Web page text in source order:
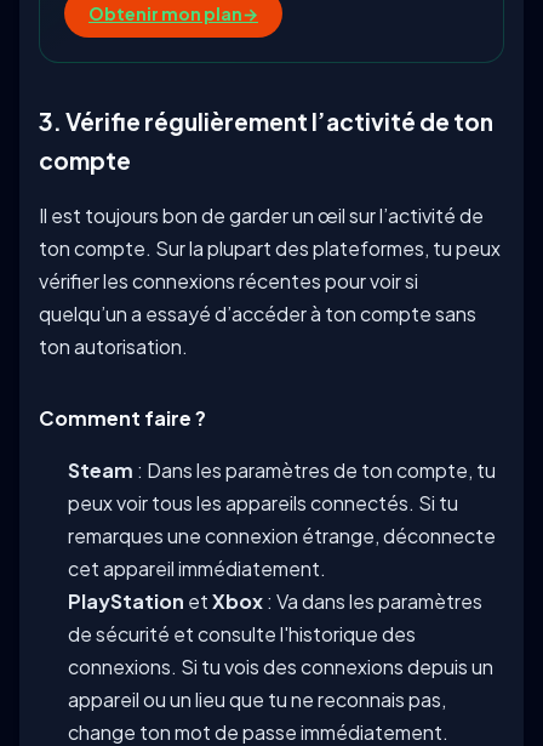
Obtenir mon plan→
3. Vérifie régulièrement l’activité de ton
compte
Il est toujours bon de garder un œil sur l’activité de
ton compte. Sur la plupart des plateformes, tu peux
vérifier les connexions récentes pour voir si
quelqu’un a essayé d’accéder à ton compte sans
ton autorisation.
Comment faire ?
Steam : Dans les paramètres de ton compte, tu
peux voir tous les appareils connectés. Si tu
remarques une connexion étrange, déconnecte
cet appareil immédiatement.
PlayStation etXbox: Va dans les paramètres
de sécurité et consulte l'historique des
connexions. Si tu vois des connexions depuis un
appareil ou un lieu que tu ne reconnais pas,
change ton mot de passe immédiatement.